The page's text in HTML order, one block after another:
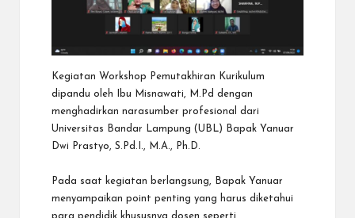
Kegiatan Workshop Pemutakhiran Kurikulum
dipandu oleh Ibu Misnawati, M.Pd dengan
menghadirkan narasumber profesional dari
Universitas Bandar Lampung (UBL) Bapak Yanuar
Dwi Prastyo, S.Pd.I., M.A., Ph.D.
Pada saat kegiatan berlangsung, Bapak Yanuar
menyampaikan point penting yang harus diketahui